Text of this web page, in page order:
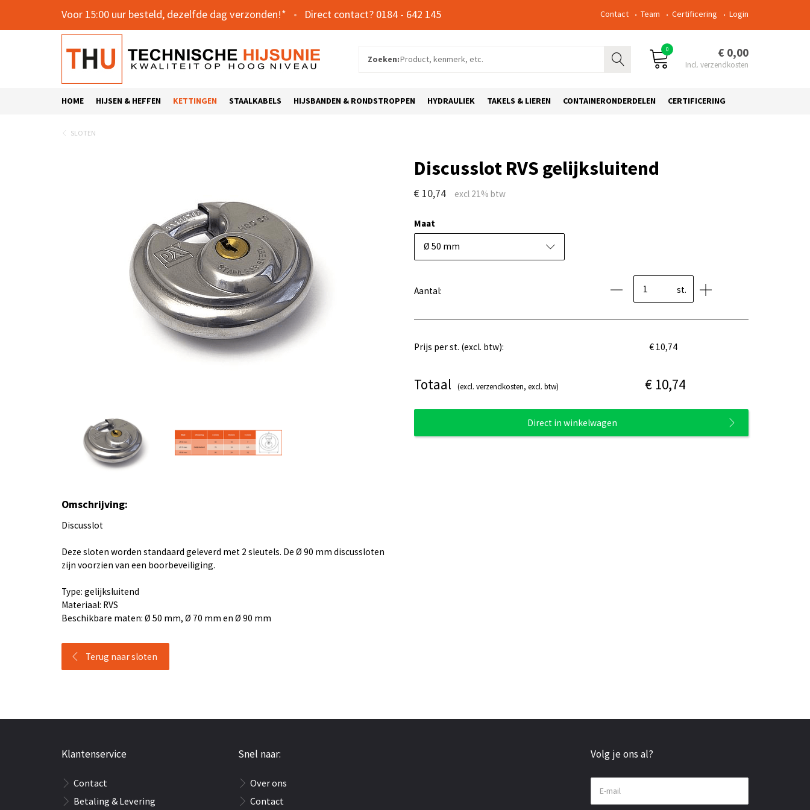
Voor 15:00 uur besteld, dezelfde dag verzonden!* 0184 - 642 145 Contact Team Certificering Login
Zoeken:
0 € 0,00
HOME HIJSEN & HEFFEN KETTINGEN STAALKABELS HIJSBANDEN & RONDSTROPPEN HYDRAULIEK TAKELS & LIEREN CONTAINERONDERDELEN CERTIFICERING
SLOTEN
Omschrijving:
Discusslot
Deze sloten worden standaard geleverd met 2 sleutels. De Ø 90 mm discussloten
zijn voorzien van een boorbeveiliging.
Type: gelijksluitend
Materiaal: RVS
Beschikbare maten: Ø 50 mm, Ø 70 mm en Ø 90 mm
Terug naar sloten
Discusslot RVS gelijksluitend
€ 10,74
Maat
Ø 50 mm
Aantal: st.
Prijs per st. (excl. btw): € 10,74
Totaal (excl. verzendkosten, excl. btw) € 10,74
Direct in winkelwagen
Klantenservice
Contact
Betaling & Levering
Snel naar:
Over ons
Contact
Volg je ons al?
E-mail